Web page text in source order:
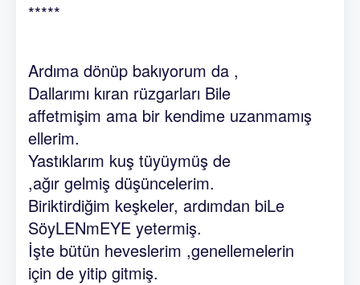
*****
Ardıma dönüp bakıyorum da ,
Dallarımı kıran rüzgarları Bile
affetmişim ama bir kendime uzanmamış
ellerim.
Yastıklarım kuş tüyüymüş de
,ağır gelmiş düşüncelerim.
Biriktirdiğim keşkeler, ardımdan biLe
SöyLENmEYE yetermiş.
İşte bütün heveslerim ,genellemelerin
için de yitip gitmiş.